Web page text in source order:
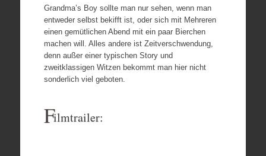
Grandma’s Boy sollte man nur sehen, wenn man
entweder selbst bekifft ist, oder sich mit Mehreren
einen gemütlichen Abend mit ein paar Bierchen
machen will. Alles andere ist Zeitverschwendung,
denn außer einer typischen Story und
zweitklassigen Witzen bekommt man hier nicht
sonderlich viel geboten.
Filmtrailer: